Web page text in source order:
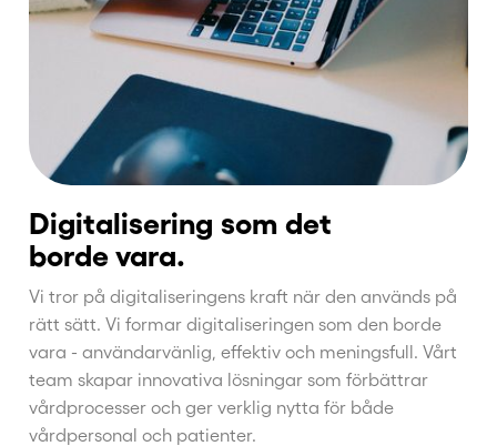
Digitalisering som det
borde vara.
Vi tror på digitaliseringens kraft när den används på
rätt sätt. Vi formar digitaliseringen som den borde
vara - användarvänlig, effektiv och meningsfull. Vårt
team skapar innovativa lösningar som förbättrar
vårdprocesser och ger verklig nytta för både
vårdpersonal och patienter.